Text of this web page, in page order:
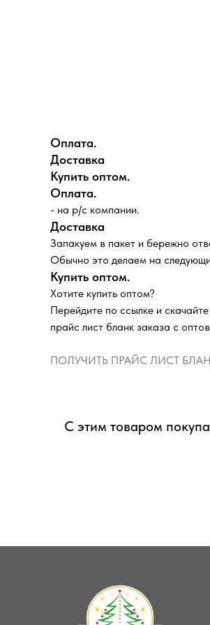
Оплата.
Доставка
Купить оптом.
Оплата.
- на р/с компании.
Доставка
Запакуем в пакет и бережно
Обычно это делаем на
Купить оптом.
Хотите купить оптом?
Перейдите по ссылке и скачайте
прайс лист бланк заказа с
ПОЛУЧИТЬ ПРАЙС ЛИСТ
С этим товаром